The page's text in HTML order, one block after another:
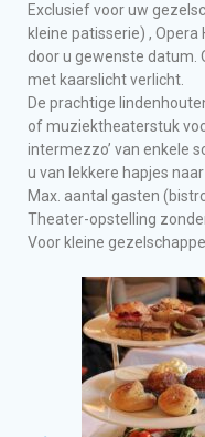
Exclusief voor uw
kleine patisserie) , Opera
door u gewenste datum.
met kaarslicht verlicht.
De prachtige
of muziektheaterstuk
intermezzo’ van enkele
u van lekkere hapjes
Max. aantal gasten
Theater-opstelling
Voor kleine